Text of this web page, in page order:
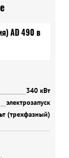
340 кВт
электрозапуск
(трехфазный)